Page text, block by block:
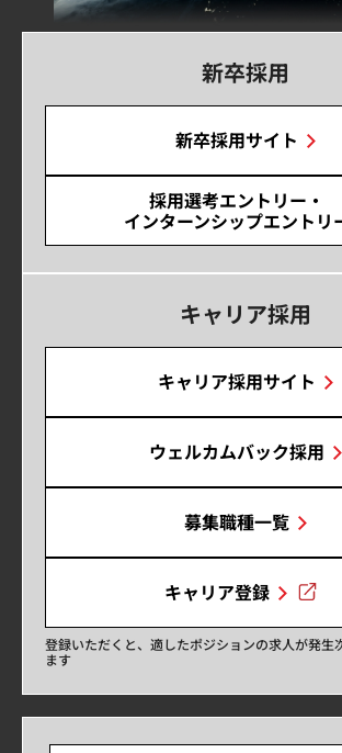
新卒採用
新卒採用サイト
採用選考エントリー・
インターンシップエントリ
キャリア採用
キャリア採用サイト
ウェルカムバック採用
募集職種一覧
キャリア登録
登録いただくと、適したポジションの求人が発生
ます